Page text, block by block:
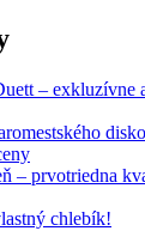
– exkluzívne
– prvotriedna
chlebík!